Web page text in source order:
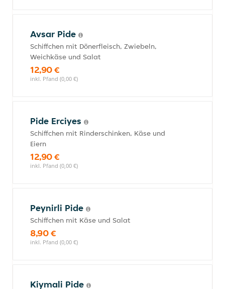
Avsar Pide
Schiffchen mit Dönerfleisch, Zwiebeln,
Weichkäse und Salat
12,90 €
inkl. Pfand (0,00 €)
Pide Erciyes
Schiffchen mit Rinderschinken, Käse und
Eiern
12,90 €
inkl. Pfand (0,00 €)
Peynirli Pide
Schiffchen mit Käse und Salat
8,90 €
inkl. Pfand (0,00 €)
Kiymali Pide